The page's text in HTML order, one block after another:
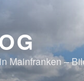
Mainfranken –